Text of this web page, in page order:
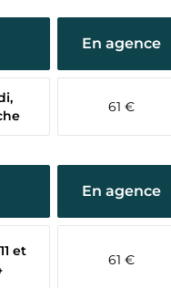
En agence
61 €
En agence
et
61 €